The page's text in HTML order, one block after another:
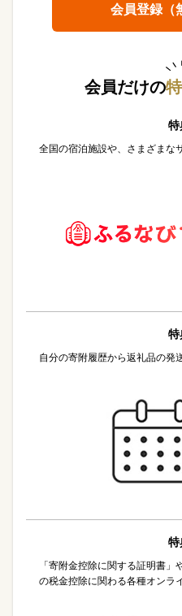
会員登録（
会員だけの
特
全国の宿泊施設や、さまざまな
特
自分の寄附履歴から返礼品の発
特
「寄附金控除に関する証明書」
の税金控除に関わる各種オンラ